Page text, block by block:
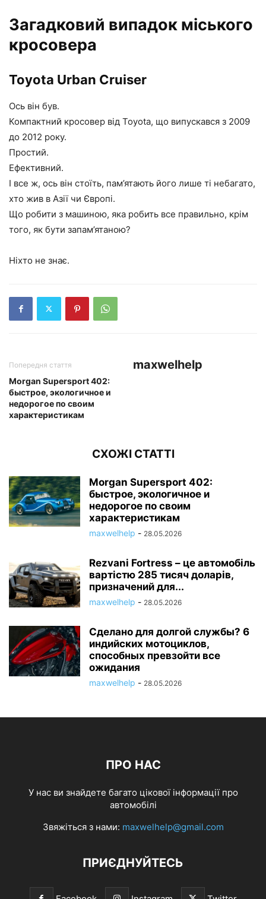
Загадковий випадок міського
кросовера
Toyota Urban Cruiser
Ось він був.
Компактний кросовер від Toyota, що випускався з 2009
до 2012 року.
Простий.
Ефективний.
І все ж, ось він стоїть, пам’ятають його лише ті небагато,
хто жив в Азії чи Європі.
Що робити з машиною, яка робить все правильно, крім
того, як бути запам’ятаною?
Ніхто не знає.
Попередня стаття
Morgan Supersport 402:
быстрое, экологичное и
недорогое по своим
характеристикам
maxwelhelp
СХОЖІ СТАТТІ
Morgan Supersport 402:
быстрое, экологичное и
недорогое по своим
характеристикам
maxwelhelp - 28.05.2026
Rezvani Fortress – це автомобіль
вартістю 285 тисяч доларів,
призначений для...
maxwelhelp - 28.05.2026
Сделано для долгой службы? 6
индийских мотоциклов,
способных превзойти все
ожидания
maxwelhelp - 28.05.2026
ПРО НАС
У нас ви знайдете багато цікової інформації про
автомобілі
Звяжіться з нами: maxwelhelp@gmail.com
ПРИЄДНУЙТЕСЬ